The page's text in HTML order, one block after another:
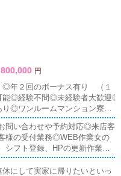
800,000 円
◎年２回のボーナス有り （１
能◎経験不問◎未経験者大歓迎◎
◎ワンルームマンション寮完
◎高額歩合＆手当◎車・バイ
◎残業代支給
問い合わせや予約対応◎来店客
様の受付業務◎WEB作業女の
シフト登録、HPの更新作業◎
ト女の子の勤怠管理やスケジュ
管理等、店舗運営のサポート
にして実家に帰りたいといっ